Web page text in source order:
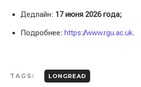
Дедлайн: 17 июня 2026 года;
Подробнее: https://www.rgu.ac.uk.
TAGS: LONGREAD